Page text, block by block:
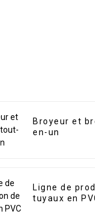
Broyeur et
en-un
Ligne de
tuyaux en